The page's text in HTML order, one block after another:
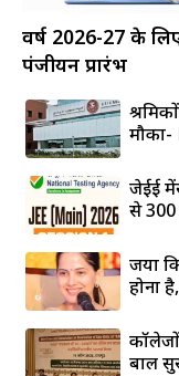
वर्ष 2026-27 के
पंजीयन प्रारंभ
मौका-
जेईई
से 300
जया
होना
कॉलेजों
बाल